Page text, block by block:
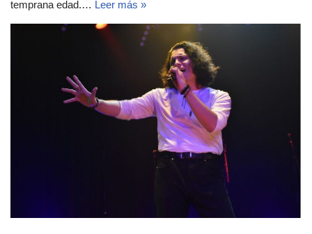
temprana edad.… Leer más »